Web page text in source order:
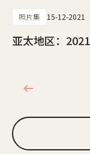
照片集 15-12-2021
亚太地区：